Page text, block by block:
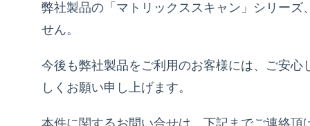
弊社製品の「マトリックススキャン」シリー
せん。
今後も弊社製品をご利用のお客様には、ご安
しくお願い申し上げます。
本件に関するお問い合せは、下記までご連絡頂